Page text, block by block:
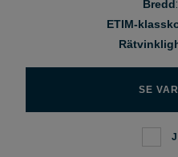
Bredd
ETIM-
SE